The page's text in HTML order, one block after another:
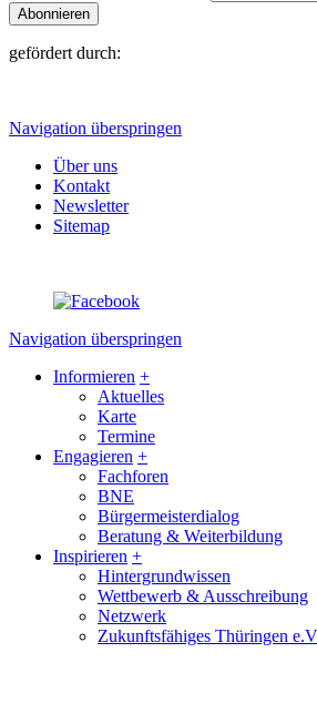
Abonnieren
gefördert durch:
Navigation überspringen
Über uns
Kontakt
Newsletter
Sitemap
Navigation überspringen
Informieren +
Aktuelles
Karte
Termine
Engagieren +
Fachforen
BNE
Bürgermeisterdialog
Beratung & Weiterbildung
Inspirieren +
Hintergrundwissen
Wettbewerb & Ausschreibung
Netzwerk
Zukunftsfähiges Thüringen